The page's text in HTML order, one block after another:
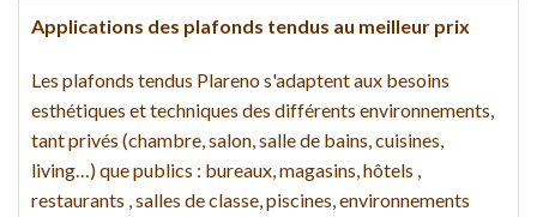
Applications des plafonds tendus au meilleur prix
Les plafonds tendus Plareno s'adaptent aux besoins
esthétiques et techniques des différents environnements,
tant privés (chambre, salon, salle de bains, cuisines,
living…) que publics : bureaux, magasins, hôtels ,
restaurants , salles de classe, piscines, environnements